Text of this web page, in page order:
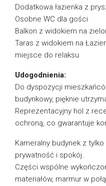
Dodatkowa łazienka z
Osobne WC dla gości
Balkon z widokiem na
Taras z widokiem na
miejsce do relaksu
Udogodnienia:
Do dyspozycji
budynkowy, pięknie
Reprezentacyjny hol z
ochroną, co gwarantuje
Kameralny budynek z
prywatność i spokój.
Części wspólne
materiałów, marmur w